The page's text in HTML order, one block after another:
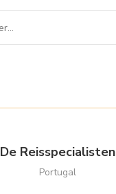
De Reisspecialisten
Portugal